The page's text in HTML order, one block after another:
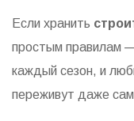
Если хранить
простым правилам
каждый сезон, и
переживут даже